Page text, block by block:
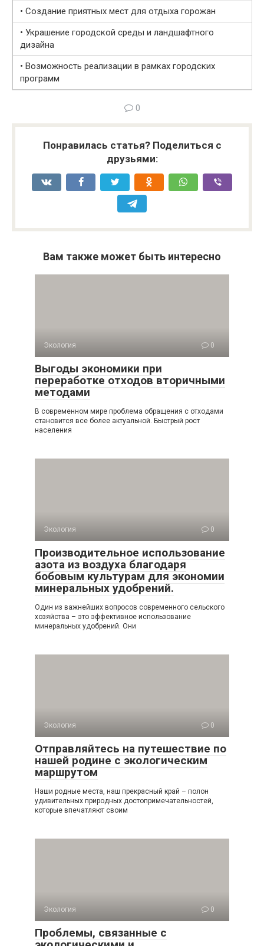
• Создание приятных мест для отдыха горожан
• Украшение городской среды и ландшафтного
дизайна
• Возможность реализации в рамках городских
программ
0
Понравилась статья? Поделиться с
друзьями:
Вам также может быть интересно
Экология 0
Выгоды экономики при
переработке отходов вторичными
методами
В современном мире проблема обращения с отходами
становится все более актуальной. Быстрый рост
населения
Экология 0
Производительное использование
азота из воздуха благодаря
бобовым культурам для экономии
минеральных удобрений.
Один из важнейших вопросов современного сельского
хозяйства – это эффективное использование
минеральных удобрений. Они
Экология 0
Отправляйтесь на путешествие по
нашей родине с экологическим
маршрутом
Наши родные места, наш прекрасный край – полон
удивительных природных достопримечательностей,
которые впечатляют своим
Экология 0
Проблемы, связанные с